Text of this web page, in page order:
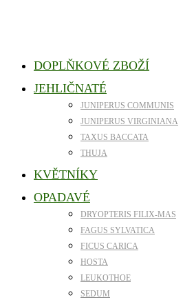
DOPLŇKOVÉ ZBOŽÍ
JEHLIČNATÉ
JUNIPERUS COMMUNIS
JUNIPERUS VIRGINIANA
TAXUS BACCATA
THUJA
KVĚTNÍKY
OPADAVÉ
DRYOPTERIS FILIX-MAS
FAGUS SYLVATICA
FICUS CARICA
HOSTA
LEUKOTHOE
SEDUM